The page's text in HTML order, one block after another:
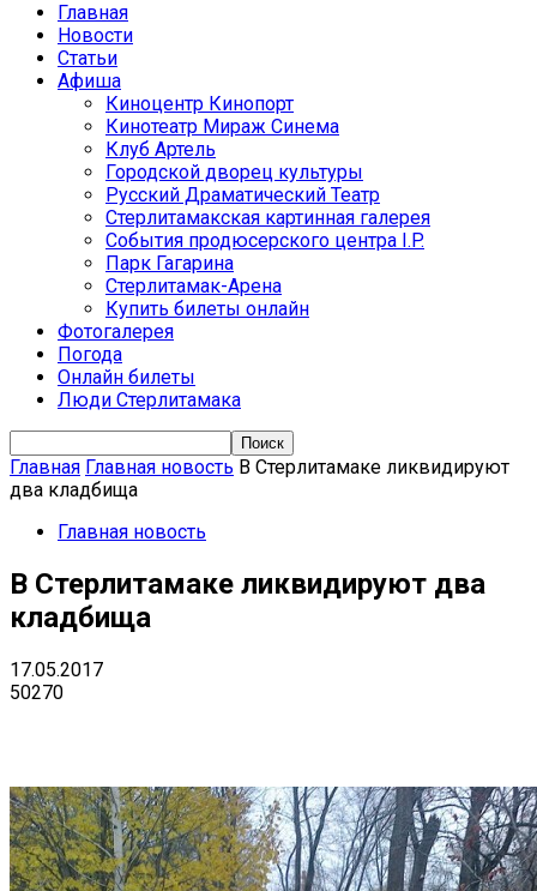
Главная
Новости
Статьи
Афиша
Киноцентр Кинопорт
Кинотеатр Мираж Синема
Клуб Артель
Городской дворец культуры
Русский Драматический Театр
Стерлитамакская картинная галерея
События продюсерского центра I.P.
Парк Гагарина
Стерлитамак-Арена
Купить билеты онлайн
Фотогалерея
Погода
Онлайн билеты
Люди Стерлитамака
Главная Главная новость В Стерлитамаке ликвидируют
два кладбища
Главная новость
В Стерлитамаке ликвидируют два
кладбища
17.05.2017
50270